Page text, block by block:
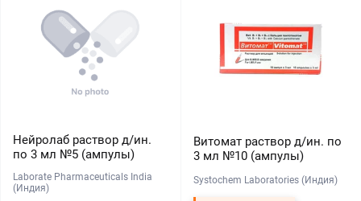
Нейролаб раствор д/ин.
по 3 мл №5 (ампулы)
Laborate Pharmaceuticals India
(Индия)
Витомат раствор д/ин. по
3 мл №10 (ампулы)
Systochem Laboratories (Индия)